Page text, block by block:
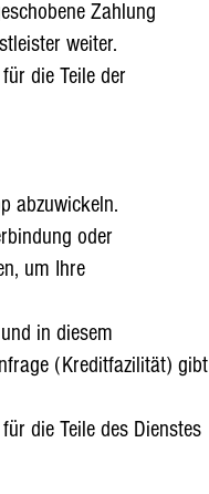
Zahlung
weiter.
die Teile der
abzuwickeln.
oder
um Ihre
in diesem
(Kreditfazilität) gibt
die Teile des Dienstes